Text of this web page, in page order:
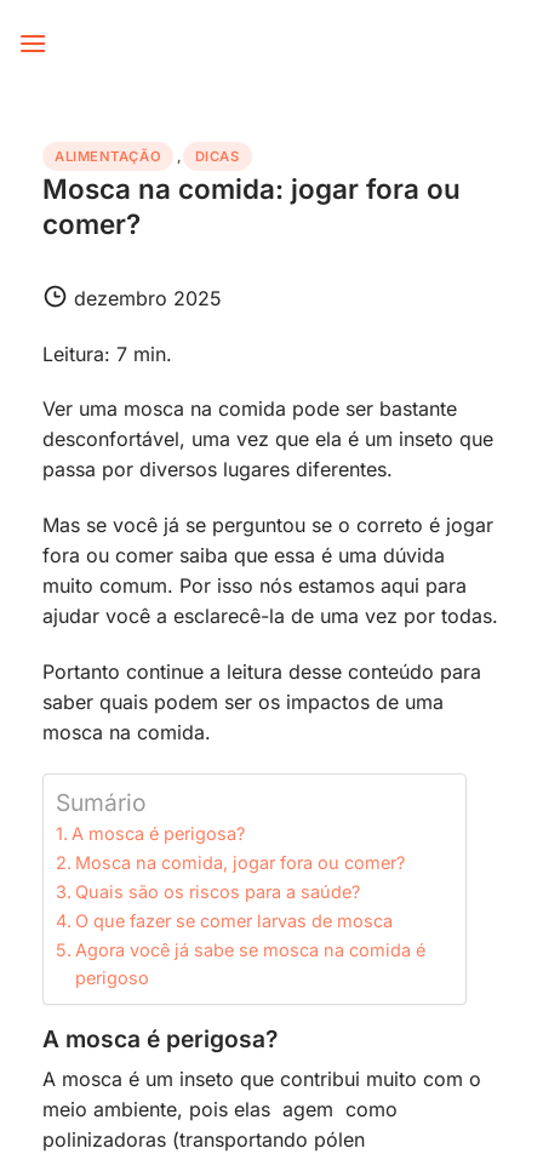
ALIMENTAÇÃO , DICAS
Mosca na comida: jogar fora ou
comer?
dezembro 2025
Leitura: 7 min.
Ver uma mosca na comida pode ser bastante
desconfortável, uma vez que ela é um inseto que
passa por diversos lugares diferentes.
Mas se você já se perguntou se o correto é jogar
fora ou comer saiba que essa é uma dúvida
muito comum. Por isso nós estamos aqui para
ajudar você a esclarecê-la de uma vez por todas.
Portanto continue a leitura desse conteúdo para
saber quais podem ser os impactos de uma
mosca na comida.
Sumário
A mosca é perigosa?
Mosca na comida, jogar fora ou comer?
Quais são os riscos para a saúde?
O que fazer se comer larvas de mosca
Agora você já sabe se mosca na comida é
perigoso
A mosca é perigosa?
A mosca é um inseto que contribui muito com o
meio ambiente, pois elas agem como
polinizadoras (transportando pólen